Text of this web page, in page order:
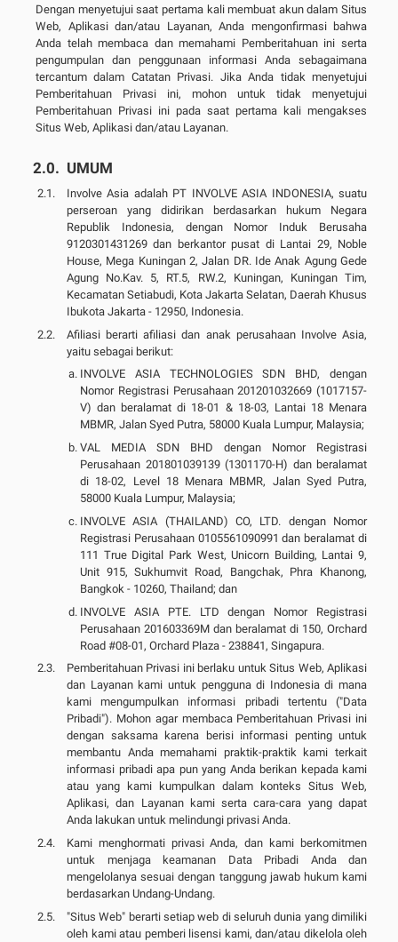
Dengan menyetujui saat pertama kali membuat akun dalam Situs
Web, Aplikasi dan/atau Layanan, Anda mengonfirmasi bahwa
Anda telah membaca dan memahami Pemberitahuan ini serta
pengumpulan dan penggunaan informasi Anda sebagaimana
tercantum dalam Catatan Privasi. Jika Anda tidak menyetujui
Pemberitahuan Privasi ini, mohon untuk tidak menyetujui
Pemberitahuan Privasi ini pada saat pertama kali mengakses
Situs Web, Aplikasi dan/atau Layanan.
UMUM
Involve Asia adalah PT INVOLVE ASIA INDONESIA, suatu
perseroan yang didirikan berdasarkan hukum Negara
Republik Indonesia, dengan Nomor Induk Berusaha
9120301431269 dan berkantor pusat di Lantai 29, Noble
House, Mega Kuningan 2, Jalan DR. Ide Anak Agung Gede
Agung No.Kav. 5, RT.5, RW.2, Kuningan, Kuningan Tim,
Kecamatan Setiabudi, Kota Jakarta Selatan, Daerah Khusus
Ibukota Jakarta - 12950, Indonesia.
Afiliasi berarti afiliasi dan anak perusahaan Involve Asia,
yaitu sebagai berikut:
INVOLVE ASIA TECHNOLOGIES SDN BHD, dengan
Nomor Registrasi Perusahaan 201201032669 (1017157-
V) dan beralamat di 18-01 & 18-03, Lantai 18 Menara
MBMR, Jalan Syed Putra, 58000 Kuala Lumpur, Malaysia;
VAL MEDIA SDN BHD dengan Nomor Registrasi
Perusahaan 201801039139 (1301170-H) dan beralamat
di 18-02, Level 18 Menara MBMR, Jalan Syed Putra,
58000 Kuala Lumpur, Malaysia;
INVOLVE ASIA (THAILAND) CO, LTD. dengan Nomor
Registrasi Perusahaan 0105561090991 dan beralamat di
111 True Digital Park West, Unicorn Building, Lantai 9,
Unit 915, Sukhumvit Road, Bangchak, Phra Khanong,
Bangkok - 10260, Thailand; dan
INVOLVE ASIA PTE. LTD dengan Nomor Registrasi
Perusahaan 201603369M dan beralamat di 150, Orchard
Road #08-01, Orchard Plaza - 238841, Singapura.
Pemberitahuan Privasi ini berlaku untuk Situs Web, Aplikasi
dan Layanan kami untuk pengguna di Indonesia di mana
kami mengumpulkan informasi pribadi tertentu ("Data
Pribadi"). Mohon agar membaca Pemberitahuan Privasi ini
dengan saksama karena berisi informasi penting untuk
membantu Anda memahami praktik-praktik kami terkait
informasi pribadi apa pun yang Anda berikan kepada kami
atau yang kami kumpulkan dalam konteks Situs Web,
Aplikasi, dan Layanan kami serta cara-cara yang dapat
Anda lakukan untuk melindungi privasi Anda.
Kami menghormati privasi Anda, dan kami berkomitmen
untuk menjaga keamanan Data Pribadi Anda dan
mengelolanya sesuai dengan tanggung jawab hukum kami
berdasarkan Undang-Undang.
"Situs Web" berarti setiap web di seluruh dunia yang dimiliki
oleh kami atau pemberi lisensi kami, dan/atau dikelola oleh